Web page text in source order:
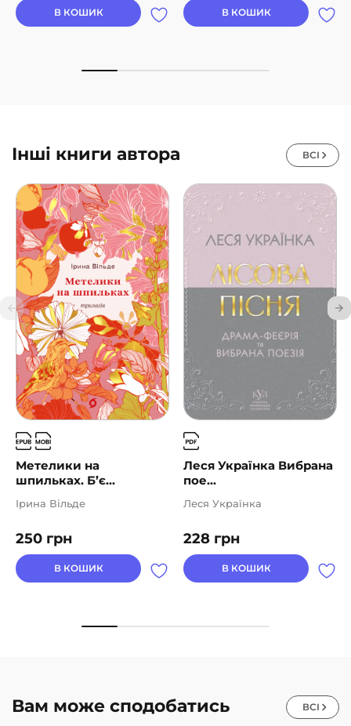
В КОШИК В КОШИК
Інші книги автора ВСІ
Метелики на
шпильках. Б’є...
250 грн
Ірина Вільде
В КОШИК
Леся Українка Вибрана
пое...
228 грн
Леся Українка
В КОШИК
Вам може сподобатись ВСІ